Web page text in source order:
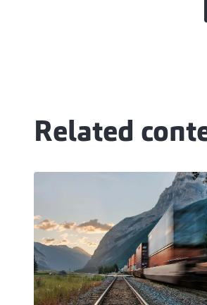
Related